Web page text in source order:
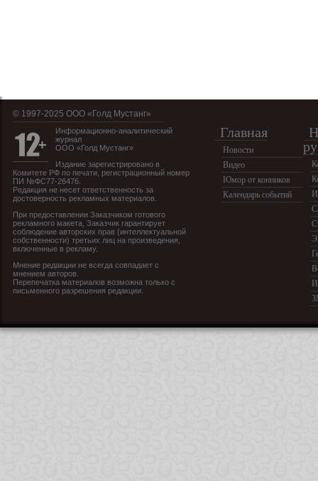
© 1997-2025 OOO «Голд Мустанг»
Информационно-аналитический
журнал
ООО «Голд Мустанг»
Издание зарегистрировано в
Комитете РФ по печати, регистрационный номер
ПИ №ФС77-26476.
Редакция не несет ответственность за
достоверность рекламных материалов.
При предоставлении Заказчиком готового
рекламного макета, Заказчик гарантирует
соблюдение авторских прав (интеллектуальной
собственности) третьих лиц на произведения,
включенные в рекламу.
Мнение редакции не всегда совпадает с
мнением авторов.
Перепечатка материалов возможна только с
письменного разрешения редакции.
Главная
Новости
Видео
Юмор от конников
Календарь событий